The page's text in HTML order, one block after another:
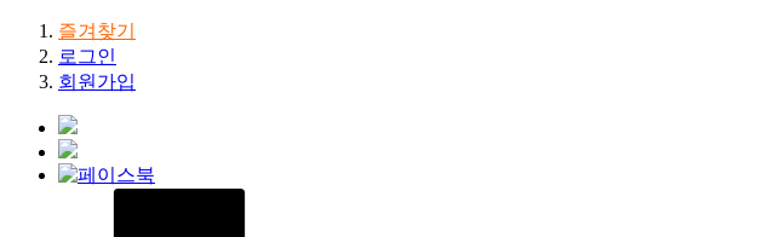
즐겨찾기
로그인
회원가입